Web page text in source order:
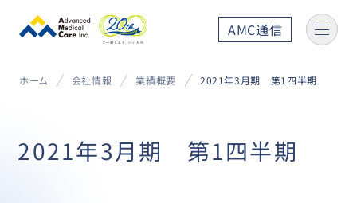
AMC通信
ホーム 会社情報 業績概要 2021年3月期 第1四半期
2021年3月期 第1四半期